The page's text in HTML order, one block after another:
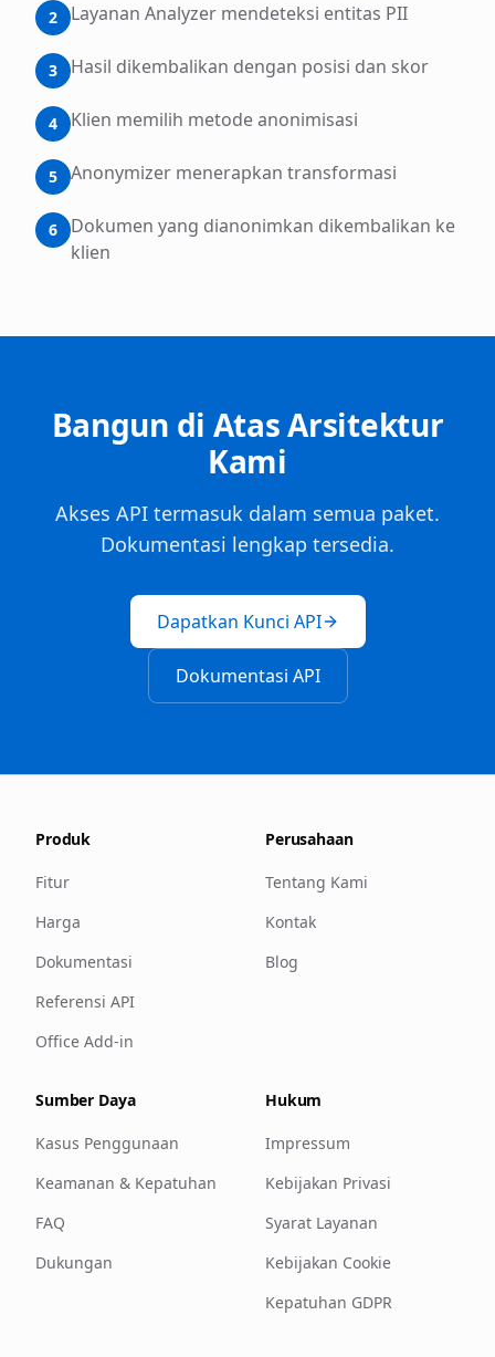
2 Layanan Analyzer mendeteksi entitas PII
3 Hasil dikembalikan dengan posisi dan skor
4 Klien memilih metode anonimisasi
5 Anonymizer menerapkan transformasi
6
Dokumen yang dianonimkan dikembalikan ke
klien
Bangun di Atas Arsitektur
Kami
Akses API termasuk dalam semua paket.
Dokumentasi lengkap tersedia.
Dapatkan Kunci API
Dokumentasi API
Produk
Fitur
Harga
Dokumentasi
Referensi API
Office Add-in
Perusahaan
Tentang Kami
Kontak
Blog
Sumber Daya
Kasus Penggunaan
Keamanan & Kepatuhan
FAQ
Dukungan
Hukum
Impressum
Kebijakan Privasi
Syarat Layanan
Kebijakan Cookie
Kepatuhan GDPR